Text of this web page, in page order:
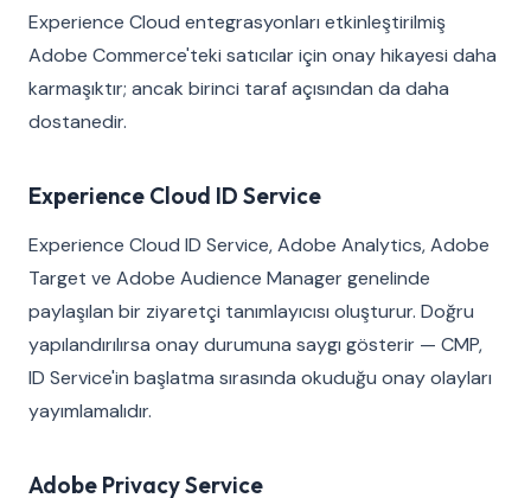
Experience Cloud entegrasyonları etkinleştirilmiş
Adobe Commerce'teki satıcılar için onay hikayesi daha
karmaşıktır; ancak birinci taraf açısından da daha
dostanedir.
Experience Cloud ID Service
Experience Cloud ID Service, Adobe Analytics, Adobe
Target ve Adobe Audience Manager genelinde
paylaşılan bir ziyaretçi tanımlayıcısı oluşturur. Doğru
yapılandırılırsa onay durumuna saygı gösterir — CMP,
ID Service'in başlatma sırasında okuduğu onay olayları
yayımlamalıdır.
Adobe Privacy Service